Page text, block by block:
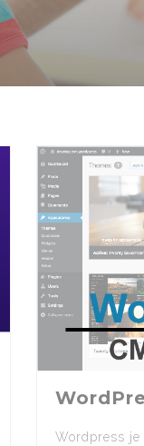
Wordpress je